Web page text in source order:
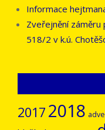
Informace
Zveřejnění záměru
518/2 v k.ú.
2017 2018